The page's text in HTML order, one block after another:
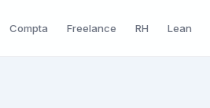
Compta Freelance RH Lean